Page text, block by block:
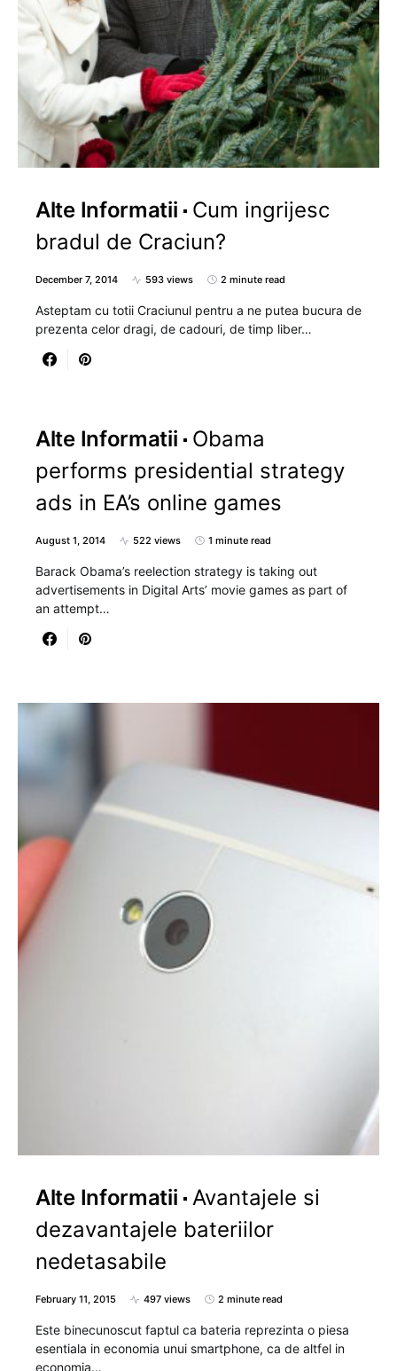
Alte Informatii
Cum ingrijesc
bradul de Craciun?
December 7, 2014 593 views 2 minute read
Asteptam cu totii Craciunul pentru a ne putea bucura de
prezenta celor dragi, de cadouri, de timp liber…
Alte Informatii
Obama
performs presidential strategy
ads in EA’s online games
August 1, 2014 522 views 1 minute read
Barack Obama’s reelection strategy is taking out
advertisements in Digital Arts’ movie games as part of
an attempt…
Alte Informatii Avantajele si
dezavantajele bateriilor
nedetasabile
February 11, 2015 497 views 2 minute read
Este binecunoscut faptul ca bateria reprezinta o piesa
esentiala in economia unui smartphone, ca de altfel in
economia…